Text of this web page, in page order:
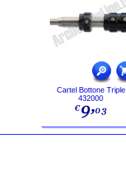
Cartel Bottone Triple
432000